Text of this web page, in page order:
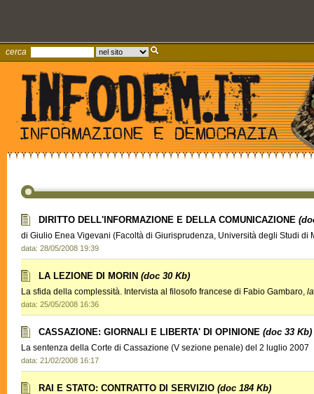
cerca
DIRITTO DELL'INFORMAZIONE E DELLA COMUNICAZIONE
di Giulio Enea Vigevani (Facoltà di Giurisprudenza, Università degli Studi di
data: 28/05/2008 19:39
LA LEZIONE DI MORIN (doc 30 Kb)
La sfida della complessità. Intervista al filosofo francese di Fabio Gambaro,
data: 25/05/2008 16:36
CASSAZIONE: GIORNALI E LIBERTA' DI OPINIONE (doc 33 Kb)
La sentenza della Corte di Cassazione (V sezione penale) del 2 luglio 2007
data: 21/02/2008 16:17
RAI E STATO: CONTRATTO DI SERVIZIO (doc 184 Kb)